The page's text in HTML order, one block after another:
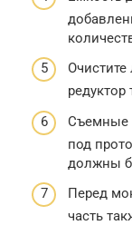
Очистите
редуктор
Съемные
под
должны
Перед
часть